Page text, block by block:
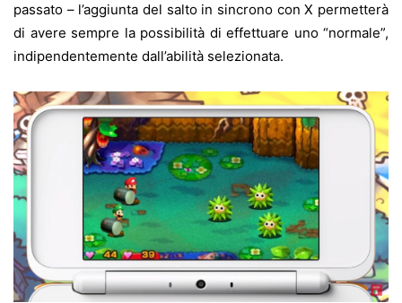
passato – l’aggiunta del salto in sincrono con X permetterà
di avere sempre la possibilità di effettuare uno “normale”,
indipendentemente dall’abilità selezionata.